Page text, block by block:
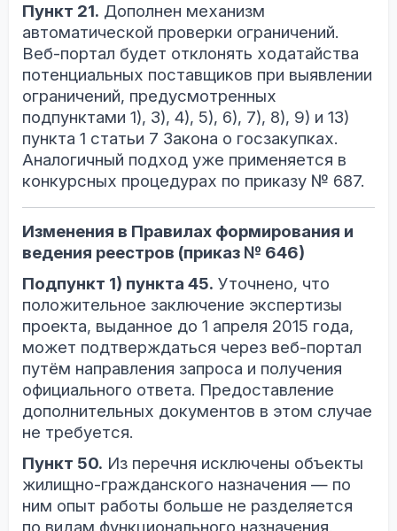
Пункт 21. Дополнен механизм
автоматической проверки ограничений.
Веб-портал будет отклонять ходатайства
потенциальных поставщиков при выявлении
ограничений, предусмотренных
подпунктами 1), 3), 4), 5), 6), 7), 8), 9) и 13)
пункта 1 статьи 7 Закона о госзакупках.
Аналогичный подход уже применяется в
конкурсных процедурах по приказу № 687.
Изменения в Правилах формирования и
ведения реестров (приказ № 646)
Подпункт 1) пункта 45. Уточнено, что
положительное заключение экспертизы
проекта, выданное до 1 апреля 2015 года,
может подтверждаться через веб-портал
путём направления запроса и получения
официального ответа. Предоставление
дополнительных документов в этом случае
не требуется.
Пункт 50. Из перечня исключены объекты
жилищно-гражданского назначения — по
ним опыт работы больше не разделяется
по видам функционального назначения.